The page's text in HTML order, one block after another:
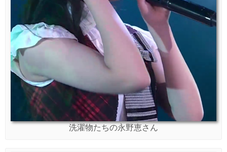
洗濯物たちの永野恵さん